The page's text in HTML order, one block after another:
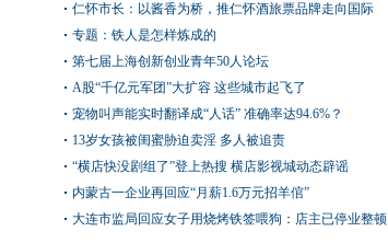
仁怀市长：以酱香为桥，推仁怀酒旅票品牌走向国际
专题：铁人是怎样炼成的
第七届上海创新创业青年50人论坛
A股“千亿元军团”大扩容 这些城市起飞了
宠物叫声能实时翻译成“人话” 准确率达94.6%？
13岁女孩被闺蜜胁迫卖淫 多人被追责
“横店快没剧组了”登上热搜 横店影视城动态辟谣
内蒙古一企业再回应“月薪1.6万元招羊倌”
大连市监局回应女子用烧烤铁签喂狗：店主已停业整顿